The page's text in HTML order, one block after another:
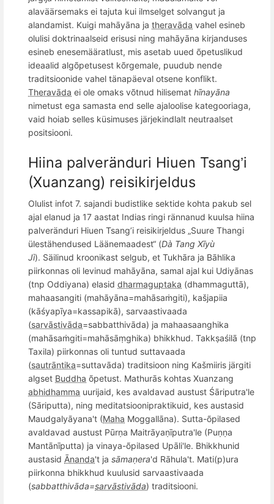
alaväärsemaks ei tajuta kui ilmselget solvangut ja
alandamist. Kuigi mahāyāna ja theravāda vahel esineb
olulisi doktrinaalseid erisusi ning mahāyāna kirjanduses
esineb enesemääratlust, mis asetab uued õpetuslikud
ideaalid algõpetusest kõrgemale, puudub nende
traditsioonide vahel tänapäeval otsene konflikt.
Theravāda ei ole omaks võtnud hilisemat hīnayāna
nimetust ega samasta end selle ajaloolise kategooriaga,
vaid hoiab selles küsimuses järjekindlalt neutraalset
positsiooni.
Hiina palveränduri Hiuen Tsang’i
(Xuanzang) reisikirjeldus
Olulist infot 7. sajandi budistlike sektide kohta pakub sel
ajal elanud ja 17 aastat Indias ringi rännanud kuulsa hiina
palveränduri Hiuen Tsang’i reisikirjeldus „Suure Thangi
ülestähendused Läänemaadest“ (Dà Tang Xīyù
Jì). Säilinud kroonikast selgub, et Tukhāra ja Bāhlika
piirkonnas oli levinud mahāyāna, samal ajal kui Udiyānas
(tnp Oddiyana) elasid dharmaguptaka (dhammaguttā),
mahaasangiti (mahāyāna=mahāsaṁgiti), kašjapiia
(kāśyapīya=kassapikā), sarvaastivaada
(sarvāstivāda=sabbatthivāda) ja mahaasaanghika
(mahāsaṁgiti=mahāsāṃghika) bhikkhud. Takkṣaśilā (tnp
Taxila) piirkonnas oli tuntud suttavaada
(sautrāntika=suttavāda) traditsioon ning Kašmiiris järgiti
algset Buddha õpetust. Mathurās kohtas Xuanzang
abhidhamma uurijaid, kes avaldavad austust Śāriputra'le
(Sāriputta), ning meditatsioonipraktikuid, kes austasid
Maudgalyāyana't (Maha Moggallāna). Sutta-õpilased
avaldavad austust Pūrṇa Maitrāyaṇīputra'le (Puṇṇa
Mantānīputta) ja vinaya-õpilased Upāli'le. Bhikkhunid
austasid Ānanda't ja sāmaṇera'd Rāhula't. Mati(p)ura
piirkonna bhikkhud kuulusid sarvaastivaada
(sabbatthivāda=sarvāstivāda) traditsiooni.